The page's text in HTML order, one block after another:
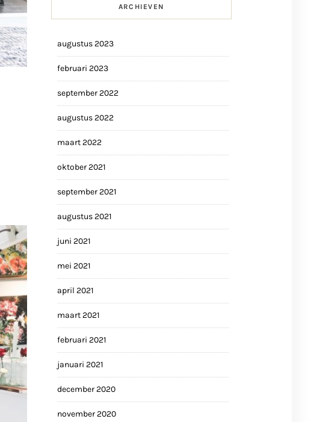
ARCHIEVEN
augustus 2023
februari 2023
september 2022
augustus 2022
maart 2022
oktober 2021
september 2021
augustus 2021
juni 2021
mei 2021
april 2021
maart 2021
februari 2021
januari 2021
december 2020
november 2020